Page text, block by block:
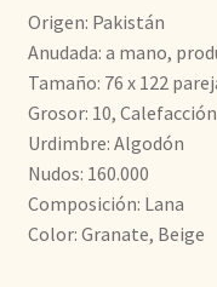
era:
600,00€.
Origen: Pakistán
Anudada: a mano,
Tamaño: 76 x 122
Grosor: 10,
Urdimbre: Algodón
Nudos: 160.000
Composición: Lana
Color: Granate, Beige